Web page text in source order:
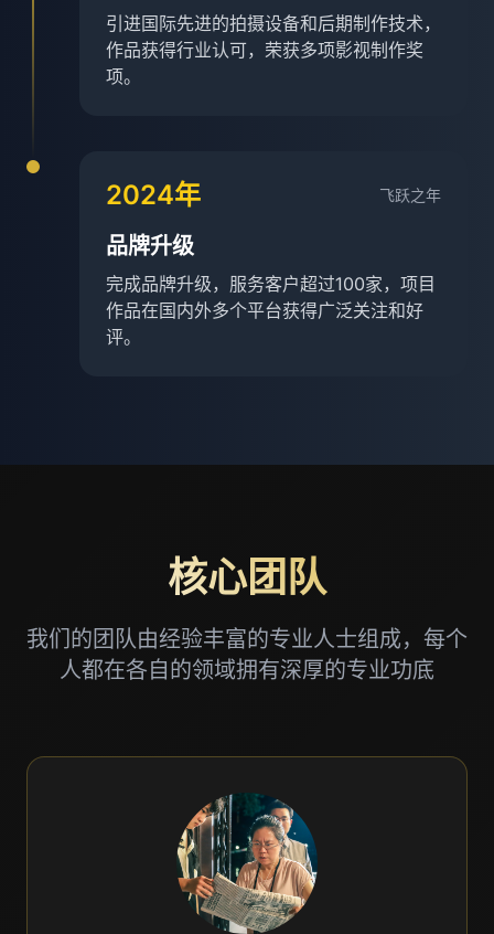
引进国际先进的拍摄设备和后期制作技术，
作品获得行业认可，荣获多项影视制作奖
项。
2024年 飞跃之年
品牌升级
完成品牌升级，服务客户超过100家，项目
作品在国内外多个平台获得广泛关注和好
评。
核心团队
我们的团队由经验丰富的专业人士组成，每个
人都在各自的领域拥有深厚的专业功底